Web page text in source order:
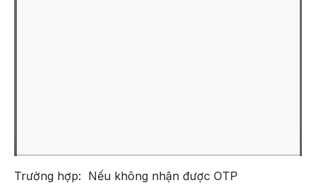
Trường hợp: Nếu không nhận được OTP